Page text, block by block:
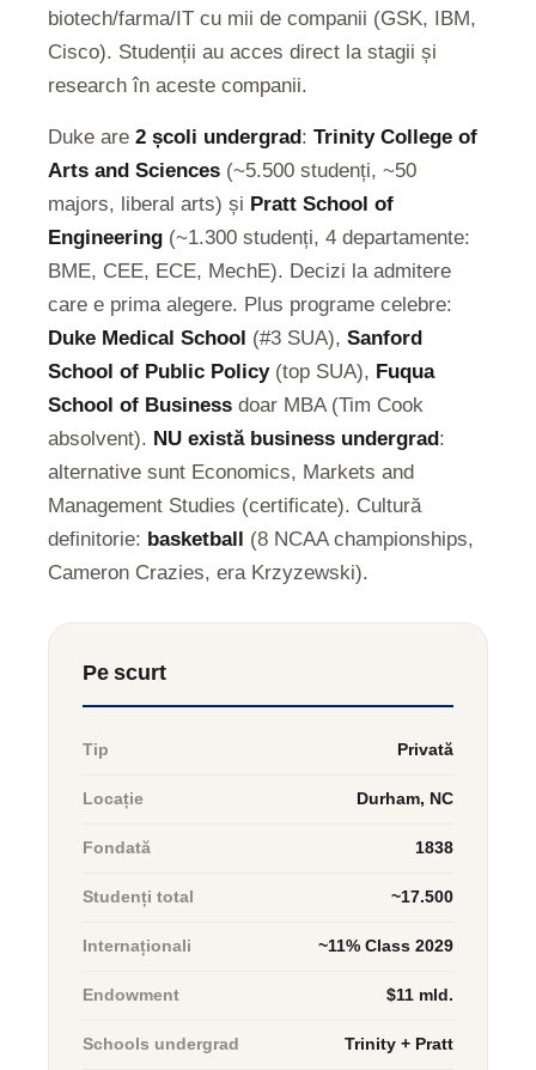
biotech/farma/IT cu mii de companii (GSK, IBM,
Cisco). Studenții au acces direct la stagii și
research în aceste companii.
Duke are 2 școli undergrad: Trinity College of
Arts and Sciences (~5.500 studenți, ~50
majors, liberal arts) și Pratt School of
Engineering (~1.300 studenți, 4 departamente:
BME, CEE, ECE, MechE). Decizi la admitere
care e prima alegere. Plus programe celebre:
Duke Medical School (#3 SUA), Sanford
School of Public Policy(top SUA), Fuqua
School of Business doar MBA (Tim Cook
absolvent). NU există business undergrad:
alternative sunt Economics, Markets and
Management Studies (certificate). Cultură
definitorie: basketball (8 NCAA championships,
Cameron Crazies, era Krzyzewski).
Pe scurt
Tip Privată
Locație Durham, NC
Fondată 1838
Studenți total ~17.500
Internaționali ~11% Class 2029
Endowment $11 mld.
Schools undergrad Trinity + Pratt